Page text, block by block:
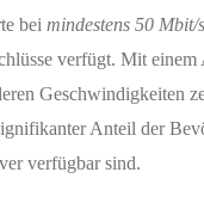
bei mindestens 50 Mbit/s
verfügt. Mit
Geschwindigkeiten
Anteil der
verfügbar sind.